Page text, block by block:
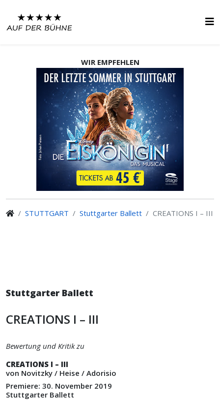
WIR EMPFEHLEN
STUTTGART Stuttgarter Ballett CREATIONS I – III
Stuttgarter Ballett
CREATIONS I – III
Bewertung und Kritik zu
CREATIONS I – III
von Novitzky / Heise / Adorisio
Premiere: 30. November 2019
Stuttgarter Ballett